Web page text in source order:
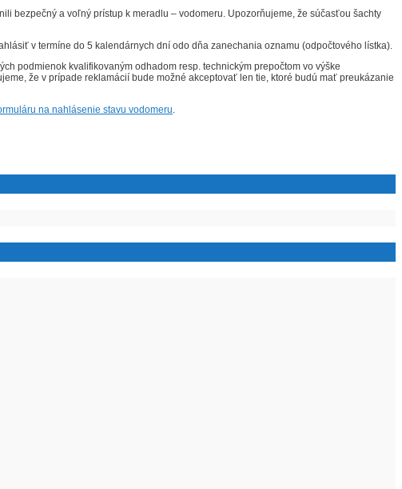
bezpečný a voľný prístup k meradlu – vodomeru. Upozorňujeme, že súčasťou šachty
v termíne do 5 kalendárnych dní odo dňa zanechania oznamu (odpočtového lístka).
podmienok kvalifikovaným odhadom resp. technickým prepočtom vo výške
že v prípade reklamácií bude možné akceptovať len tie, ktoré budú mať preukázanie
na nahlásenie stavu vodomeru.